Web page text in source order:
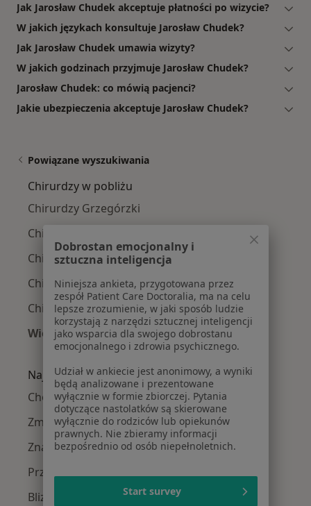
Jak Jarosław Chudek akceptuje płatności po wizycie?
W jakich językach konsultuje Jarosław Chudek?
Jak Jarosław Chudek umawia wizyty?
W jakich godzinach przyjmuje Jarosław Chudek?
Jarosław Chudek: co mówią pacjenci?
Jakie ubezpieczenia akceptuje Jarosław Chudek?
Powiązane wyszukiwania
Chirurdzy w pobliżu
Chirurdzy Grzegórzki
Chirurdzy Stare Miasto
Chirurdzy Prądnik Biały
Chirurdzy Krowodrza
Chirurdzy Podgórze
Więcej (14)
Więcej w kategorii: Chirurdzy w pobliżu
Najczęście leczone choroby
Choroby chirurgiczne w Krakowie
Zmiany skórne w Krakowie
Znamiona w Krakowie
Przepuklina w Krakowie
Blizny w Krakowie
Dobrostan emocjonalny i
sztuczna inteligencja
Niniejsza ankieta, przygotowana przez
zespół Patient Care Doctoralia, ma na celu
lepsze zrozumienie, w jaki sposób ludzie
korzystają z narzędzi sztucznej inteligencji
jako wsparcia dla swojego dobrostanu
emocjonalnego i zdrowia psychicznego.
Udział w ankiecie jest anonimowy, a wyniki
będą analizowane i prezentowane
wyłącznie w formie zbiorczej. Pytania
dotyczące nastolatków są skierowane
wyłącznie do rodziców lub opiekunów
prawnych. Nie zbieramy informacji
bezpośrednio od osób niepełnoletnich.
Start survey